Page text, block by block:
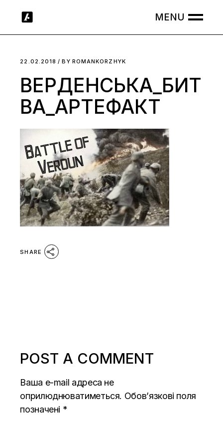
22.02.2018 BY ROMANKORZHYK
ВЕРДЕНСЬКА_БИТ
ВА_АРТЕФАКТ
SHARE
POST A COMMENT
Ваша e-mail адреса не
оприлюднюватиметься. Обов’язкові поля
позначені *